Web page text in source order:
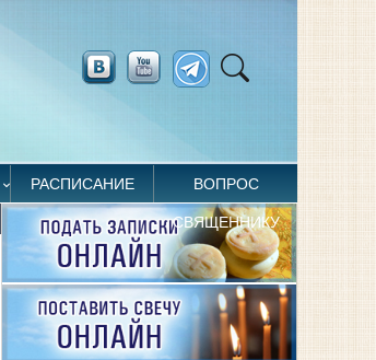
РАСПИСАНИЕ ВОПРОС
СВЯЩЕННИКУ